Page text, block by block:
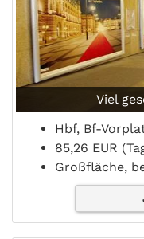
Viel
Hbf, Bf-
85,26 EUR
Großfläche,